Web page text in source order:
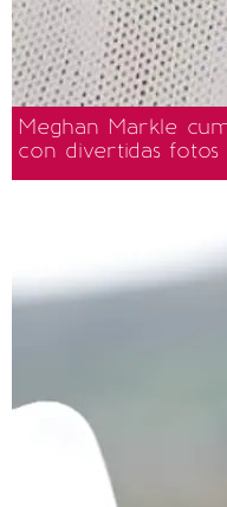
Meghan Markle
con divertidas